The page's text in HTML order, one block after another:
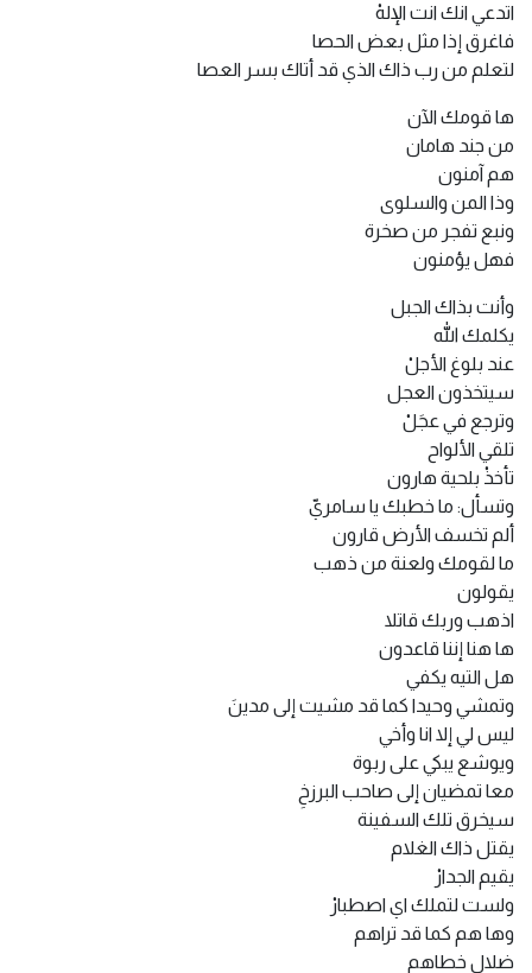
اتدعي انك انت الإلهْ
فاغرق إذا مثل بعض الحصا
لتعلم من رب ذاك الذي قد أتاك بسر العصا
ها قومك الآن
من جند هامان
هم آمنون
وذا المن والسلوى
ونبع تفجر من صخرة
فهل يؤمنون
وأنت بذاك الجبل
يكلمك الله
عند بلوغ الأجلْ
سيتخذون العجل
وترجع في عجَلْ
تلقي الألواح
تأخذْ بلحية هارون
وتسأل: ما خطبك يا سامريّ
ألم تخسف الأرض قارون
ما لقومك ولعنة من ذهب
يقولون
اذهب وربك قاتلا
ها هنا إننا قاعدون
هل التيه يكفي
وتمشي وحيدا كما قد مشيت إلى مدينَ
ليس لي إلا انا وأخي
ويوشع يبكي على ربوة
معا تمضيان إلى صاحب البرزخِ
سيخرق تلك السفينة
يقتل ذاك الغلام
يقيم الجدارْ
ولست لتملك اي اصطبارْ
وها هم كما قد تراهم
ضلال خطاهم